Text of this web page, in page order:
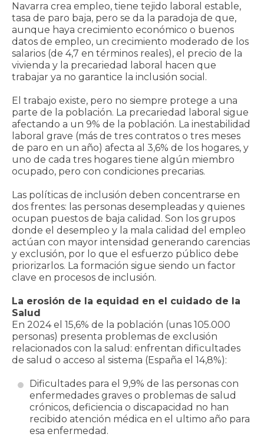
Navarra crea empleo, tiene tejido laboral estable,
tasa de paro baja, pero se da la paradoja de que,
aunque haya crecimiento económico o buenos
datos de empleo, un crecimiento moderado de los
salarios (de 4,7 en términos reales), el precio de la
vivienda y la precariedad laboral hacen que
trabajar ya no garantice la inclusión social.
El trabajo existe, pero no siempre protege a una
parte de la población. La precariedad laboral sigue
afectando a un 9% de la población. La inestabilidad
laboral grave (más de tres contratos o tres meses
de paro en un año) afecta al 3,6% de los hogares, y
uno de cada tres hogares tiene algún miembro
ocupado, pero con condiciones precarias.
Las políticas de inclusión deben concentrarse en
dos frentes: las personas desempleadas y quienes
ocupan puestos de baja calidad. Son los grupos
donde el desempleo y la mala calidad del empleo
actúan con mayor intensidad generando carencias
y exclusión, por lo que el esfuerzo público debe
priorizarlos. La formación sigue siendo un factor
clave en procesos de inclusión.
La erosión de la equidad en el cuidado de la
Salud
En 2024 el 15,6% de la población (unas 105.000
personas) presenta problemas de exclusión
relacionados con la salud: enfrentan dificultades
de salud o acceso al sistema (España el 14,8%):
Dificultades para el 9,9% de las personas con
enfermedades graves o problemas de salud
crónicos, deficiencia o discapacidad no han
recibido atención médica en el ultimo año para
esa enfermedad.